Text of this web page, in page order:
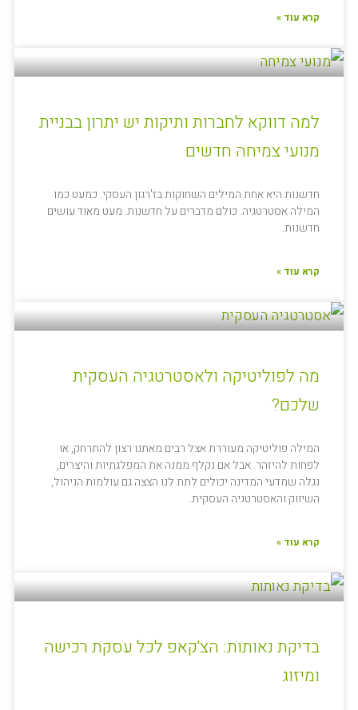
קרא עוד »
למה דווקא לחברות ותיקות יש יתרון בבניית
מנועי צמיחה חדשים
חדשנות היא אחת המילים השחוקות בז'רגון העסקי. כמעט כמו
המילה אסטרטגיה. כולם מדברים על חדשנות. מעט מאוד עושים
חדשנות.
קרא עוד »
מה לפוליטיקה ולאסטרטגיה העסקית
שלכם?
המילה פוליטיקה מעוררת אצל רבים מאתנו רצון להתרחק, או
לפחות להיזהר. אבל אם נקלף ממנה את המפלגתיות והיצרים,
נגלה שמדעי המדינה יכולים לתת לנו הצצה גם עולמות הניהול,
השיווק והאסטרטגיה העסקית.
קרא עוד »
בדיקת נאותות: הצ'קאפ לכל עסקת רכישה
ומיזוג